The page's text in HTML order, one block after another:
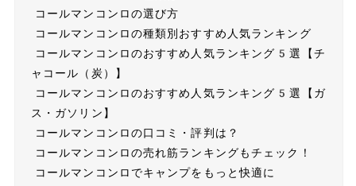
コールマンコンロの選び方
コールマンコンロの種類別おすすめ人気ランキング
コールマンコンロのおすすめ人気ランキング5選【チ
ャコール（炭）】
コールマンコンロのおすすめ人気ランキング5選【ガ
ス・ガソリン】
コールマンコンロの口コミ・評判は？
コールマンコンロの売れ筋ランキングもチェック！
コールマンコンロでキャンプをもっと快適に